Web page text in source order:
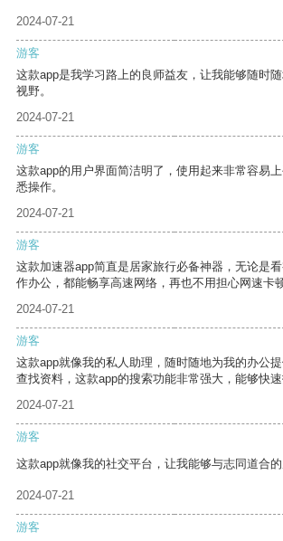
2024-07-21
游客
这款app是我学习路上的良师益友，让我能够随时
视野。
2024-07-21
游客
这款app的用户界面简洁明了，使用起来非常容易
悉操作。
2024-07-21
游客
这款加速器app简直是居家旅行必备神器，无论是
作办公，都能畅享高速网络，再也不用担心网速卡顿
2024-07-21
游客
这款app就像我的私人助理，随时随地为我的办公
查找资料，这款app的搜索功能非常强大，能够快速
2024-07-21
游客
这款app就像我的社交平台，让我能够与志同道合的
2024-07-21
游客